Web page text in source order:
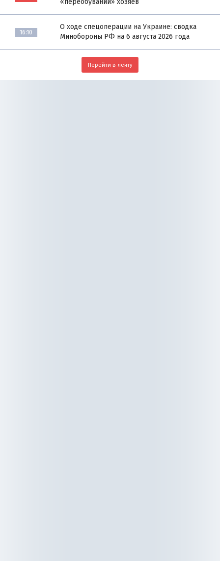
«переобувании» хозяев
16:10
О ходе спецоперации на Украине: сводка
Минобороны РФ на 6 августа 2026 года
Перейти в ленту